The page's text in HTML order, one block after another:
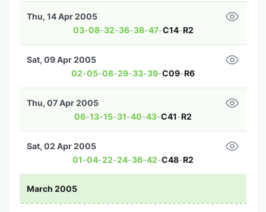
03-08-32-36-38-47-C14-R2
Thu, 14 Apr 2005
02-05-08-29-33-39-C09-R6
Sat, 09 Apr 2005
06-13-15-31-40-43-C41-R2
Thu, 07 Apr 2005
01-04-22-24-36-42-C48-R2
Sat, 02 Apr 2005
March 2005